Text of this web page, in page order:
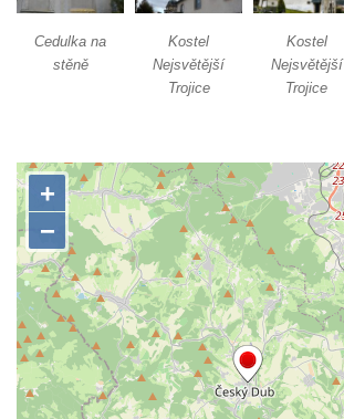
Kostel Zvěstování Panny Marie v Duchcově
Evangelický kostel v Duchcově
Kostel svatých Petra a Pavla v Jeníkově
Kaple svaté Anny v Jeníkově
Kaple Panny Marie v Lahošti
Kaple svatého Jana Nepomuckého v
Lahošti
Kostel svatého Mikuláše v Mikulášovicích
Cedulka na
stěně
Kostel
Nejsvětější
Trojice
Kostel
Nejsvětější
Trojice